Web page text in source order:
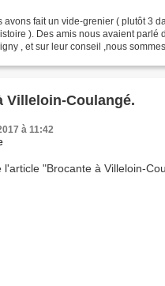
avons fait un vide-grenier ( plutôt 3
). Des amis nous avaient parlé
, et sur leur conseil ,nous
Villeloin-Coulangé.
à 11:42